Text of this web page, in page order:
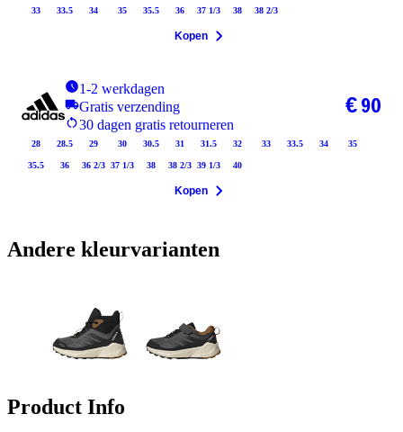
33 33.5 34 35 35.5 36 37 1/3 38 38 2/3
Kopen
1-2 werkdagen
Gratis verzending
30 dagen gratis retourneren
28 28.5 29 30 30.5 31 31.5 32 33 33.5 34 35
35.5 36 36 2/3 37 1/3 38 38 2/3 39 1/3 40
€ 90
Kopen
Andere kleurvarianten
Product Info